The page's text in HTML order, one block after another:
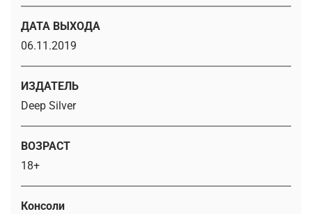
ДАТА ВЫХОДА
06.11.2019
ИЗДАТЕЛЬ
Deep Silver
ВОЗРАСТ
18+
Консоли